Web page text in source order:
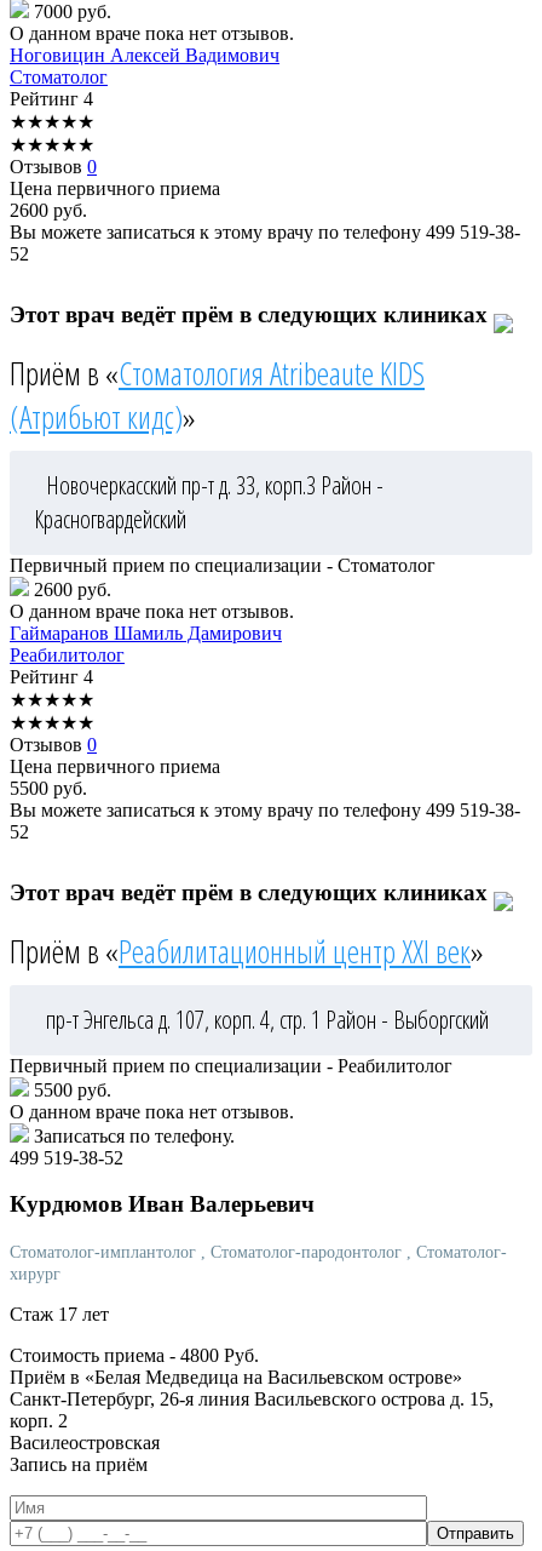
7000 руб.
О данном враче пока нет отзывов.
Ноговицин Алексей Вадимович
Стоматолог
Рейтинг 4
★★★★★
★★★★★
Отзывов 0
Цена первичного приема
2600 руб.
Вы можете записаться к этому врачу по телефону 499 519-38-
52
Этот врач ведёт прём в следующих клиниках
Приём в «Стоматология Atribeaute KIDS
(Атрибьют кидс)»
Новочеркасский пр-т д. 33, корп.3 Район -
Красногвардейский
Первичный прием по специализации - Стоматолог
2600 руб.
О данном враче пока нет отзывов.
Гаймаранов Шамиль Дамирович
Реабилитолог
Рейтинг 4
★★★★★
★★★★★
Отзывов 0
Цена первичного приема
5500 руб.
Вы можете записаться к этому врачу по телефону 499 519-38-
52
Этот врач ведёт прём в следующих клиниках
Приём в «Реабилитационный центр XXI век»
пр-т Энгельса д. 107, корп. 4, стр. 1 Район - Выборгский
Первичный прием по специализации - Реабилитолог
5500 руб.
О данном враче пока нет отзывов.
Записаться по телефону.
499 519-38-52
Курдюмов Иван Валерьевич
Стоматолог-имплантолог , Стоматолог-пародонтолог
, Стоматолог-
хирург
Стаж 17 лет
Стоимость приема - 4800 Руб.
Приём в «Белая Медведица на Васильевском острове»
Санкт-Петербург, 26-я линия Васильевского острова д. 15,
корп. 2
Василеостровская
Запись на приём